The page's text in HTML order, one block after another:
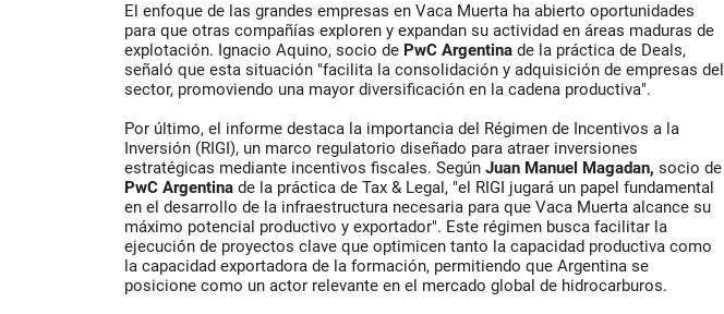
El enfoque de las grandes empresas en Vaca Muerta ha abierto oportunidades
para que otras compañías exploren y expandan su actividad en áreas maduras de
explotación. Ignacio Aquino, socio de PwC Argentina de la práctica de Deals,
señaló que esta situación "facilita la consolidación y adquisición de empresas del
sector, promoviendo una mayor diversificación en la cadena productiva".
Por último, el informe destaca la importancia del Régimen de Incentivos a la
Inversión (RIGI), un marco regulatorio diseñado para atraer inversiones
estratégicas mediante incentivos fiscales. Según Juan Manuel Magadan, socio de
PwC Argentina de la práctica de Tax & Legal, "el RIGI jugará un papel fundamental
en el desarrollo de la infraestructura necesaria para que Vaca Muerta alcance su
máximo potencial productivo y exportador". Este régimen busca facilitar la
ejecución de proyectos clave que optimicen tanto la capacidad productiva como
la capacidad exportadora de la formación, permitiendo que Argentina se
posicione como un actor relevante en el mercado global de hidrocarburos.